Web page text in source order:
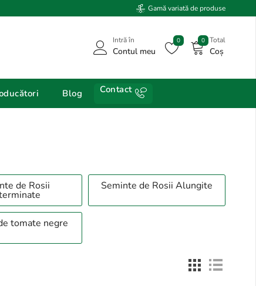
Gamă variată de produse
Intră în
Contul meu
0 Total
Coș
0
Blog Contact
de Rosii Seminte de Rosii Alungite
tomate negre